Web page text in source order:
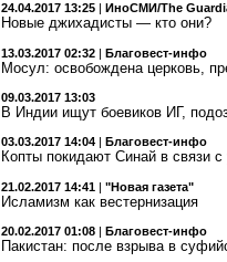
24.04.2017 13:25 ИноСМИ/The
Новые джихадисты — кто они?
13.03.2017 02:32 | Благовест-инфо
Мосул: освобождена церковь,
09.03.2017 13:03
В Индии ищут боевиков ИГ,
03.03.2017 14:04 Благовест-инфо
Копты покидают Синай в связи
21.02.2017 14:41 | "Новая газета"
Исламизм как вестернизация
20.02.2017 01:08 | Благовест-инфо
Пакистан: после взрыва в